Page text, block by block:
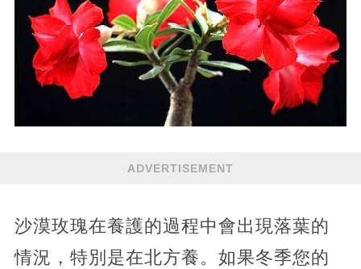
ADVERTISEMENT
沙漠玫瑰在養護的過程中會出現落葉的
情況，特別是在北方養。如果冬季您的